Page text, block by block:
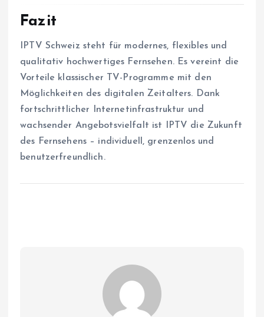
Fazit
IPTV Schweiz steht für modernes, flexibles und
qualitativ hochwertiges Fernsehen. Es vereint die
Vorteile klassischer TV-Programme mit den
Möglichkeiten des digitalen Zeitalters. Dank
fortschrittlicher Internetinfrastruktur und
wachsender Angebotsvielfalt ist IPTV die Zukunft
des Fernsehens – individuell, grenzenlos und
benutzerfreundlich.